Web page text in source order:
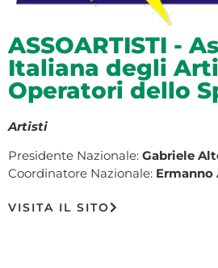
ASSOARTISTI -
Italiana degli
Operatori dello
Artisti
Presidente Nazionale: Gabriele
Coordinatore Nazionale: Ermanno
VISITA IL SITO